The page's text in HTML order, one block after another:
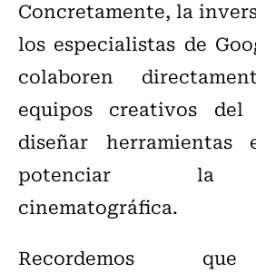
Concretamente, la
los especialistas de
colaboren
equipos creativos
diseñar herramientas
potenciar la
cinematográfica.
Recordemos